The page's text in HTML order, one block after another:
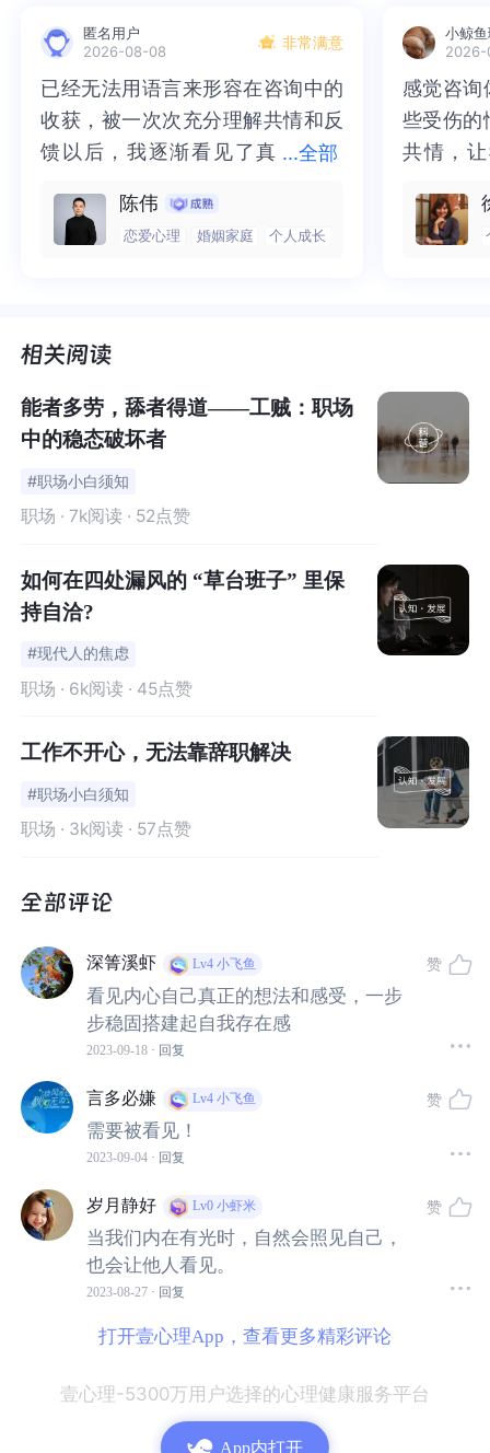
王倩自己很不明白，自己做事情认真，能力也还不错，与
人交往也从未有过冲突争执，笑脸迎人，为何别人就是记
不住自己呢？
笑还把自己搞得很累，收获了满满的挫败感，对自己更加
不自信了。
名的小草，但生活中每次被人忽略的时刻都像一把石锤，
狠狠地敲在自己心头上，脸上强撑着说自己不在意，但心
里流的泪只有自己知道。
她常常感到自己的
，工作没有任何成就感，
人生也充满了空虚，每天上班下班，仿佛行尸走肉般的存
有时会想，要是自己哪天消失不见了，大家要多久才能发
现呢......
被“隐形”、被忽略对于任何人来说都是不好受的。
我们天生需要被“看见”。
在婴儿诞生之初，就学会了用哭声来寻求关注，若是没人
能听到婴儿的哭声，带来的是不亚于死亡的恐惧。
“存在即被感知”不被感知，也便意味着不存在。所以这
种“看见”便是存在，证明我们存在于这世间的感知，
它代替的是婴儿与母亲亲密相连的那根脐带，在有形的连
接消失后，这种无形的连接能够重新牵连起幼小心灵与这
自身是被他人、被世界认可和需要的。
匿名用户
2026-08-08
非常满意
...全部
已经无法用语言来形容在咨询中的
收获，被一次次充分理解共情和反
馈以后，我逐渐看见了真
清晰，也慢慢找回了内在的力量。
虽然不知道还要有多久的路要走，
这里，让我真切的感受到了🙏❤️
已经无法用语言来形容在咨询中的
收获，被一次次充分理解共情和反
馈以后，我逐渐看见了真实的那
也慢慢找回了内在的力量。虽然不
知道还要有多久的路要走，但我很
让我真切的感受到了🙏❤️
陈伟
恋爱心理 婚姻家庭 个人成长
小鲸
感觉咨询
些受伤的
共情，
一部分
而且当
感觉咨询
些受伤的
共情，让
处理的
询师准
能者多劳，舔者得道——工贼：职场
中的稳态破坏者
#职场小白须知
职场 · 7k阅读 · 52点赞
如何在四处漏风的 “草台班子” 里保
持自洽?
#现代人的焦虑
职场 · 6k阅读 · 45点赞
工作不开心，无法靠辞职解决
#职场小白须知
职场 · 3k阅读 · 57点赞
深箐溪虾 Lv4 小飞鱼
看见内心自己真正的想法和感受，一步
步稳固搭建起自我存在感
2023-09-18 · 回复
赞
言多必嫌 Lv4 小飞鱼
需要被看见！
2023-09-04 · 回复
赞
岁月静好 Lv0 小虾米
当我们内在有光时，自然会照见自己，
也会让他人看见。
2023-08-27 · 回复
赞
打开壹心理App，查看更多精彩评论
壹心理-5300万用户选择的心理健康服务平台
App内打开